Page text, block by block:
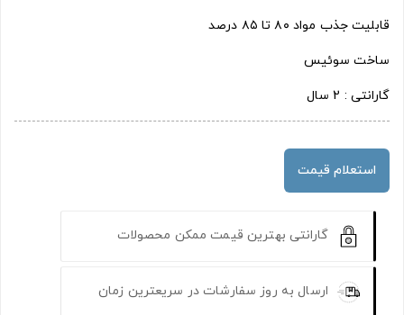
قابلیت جذب مواد ۸۰ تا ۸۵ درصد
ساخت سوئیس
گارانتی : 2 سال
استعلام قیمت
گارانتی بهترین قیمت ممکن محصولات
ارسال به روز سفارشات در سریعترین زمان